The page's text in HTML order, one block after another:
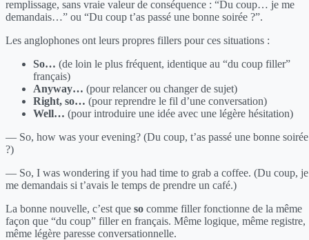
remplissage, sans vraie valeur de conséquence : “Du coup… je me
demandais…” ou “Du coup t’as passé une bonne soirée ?”.
Les anglophones ont leurs propres fillers pour ces situations :
So… (de loin le plus fréquent, identique au “du coup filler”
français)
Anyway… (pour relancer ou changer de sujet)
Right, so… (pour reprendre le fil d’une conversation)
Well… (pour introduire une idée avec une légère hésitation)
— So, how was your evening? (Du coup, t’as passé une bonne soirée
?)
— So, I was wondering if you had time to grab a coffee. (Du coup, je
me demandais si t’avais le temps de prendre un café.)
La bonne nouvelle, c’est que so comme filler fonctionne de la même
façon que “du coup” filler en français. Même logique, même registre,
même légère paresse conversationnelle.